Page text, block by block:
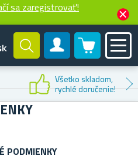
sa zaregistrovať!
Zákaznícky účet
0 produktů
Zľava na
prvý nákup
PODMIENKY